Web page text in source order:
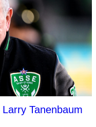
Tanenbaum